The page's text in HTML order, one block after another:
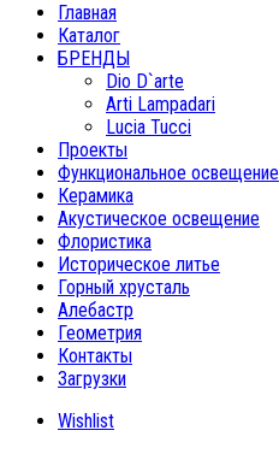
Главная
Каталог
БРЕНДЫ
Dio D`arte
Arti Lampadari
Lucia Tucci
Проекты
Функциональное освещение
Керамика
Акустическое освещение
Флористика
Историческое литье
Горный хрусталь
Алебастр
Геометрия
Контакты
Загрузки
Wishlist